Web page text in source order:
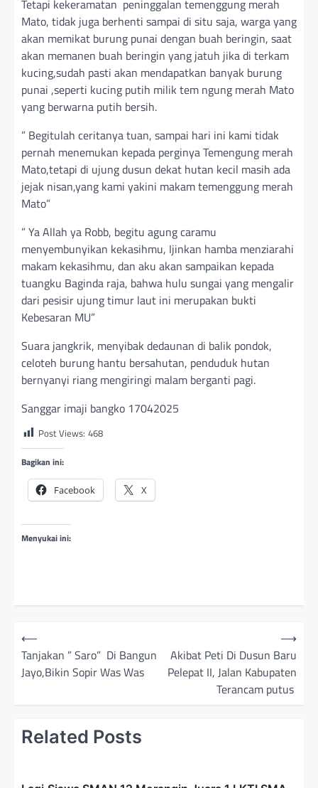
Tetapi kekeramatan peninggalan temenggung merah
Mato, tidak juga berhenti sampai di situ saja, warga yang
akan memikat burung punai dengan buah beringin, saat
akan memanen buah beringin yang jatuh jika di terkam
kucing,sudah pasti akan mendapatkan banyak burung
punai ,seperti kucing putih milik tem ngung merah Mato
yang berwarna putih bersih.
” Begitulah ceritanya tuan, sampai hari ini kami tidak
pernah menemukan kepada perginya Temengung merah
Mato,tetapi di ujung dusun dekat hutan kecil masih ada
jejak nisan,yang kami yakini makam temenggung merah
Mato”
” Ya Allah ya Robb, begitu agung caramu
menyembunyikan kekasihmu, Ijinkan hamba menziarahi
makam kekasihmu, dan aku akan sampaikan kepada
tuangku Baginda raja, bahwa hulu sungai yang mengalir
dari pesisir ujung timur laut ini merupakan bukti
Kebesaran MU”
Suara jangkrik, menyibak dedaunan di balik pondok,
celoteh burung hantu bersahutan, penduduk hutan
bernyanyi riang mengiringi malam berganti pagi.
Sanggar imaji bangko 17042025
Post Views: 468
Bagikan ini:
Facebook X
Menyukai ini:
N⟵
Tanjakan ” Saro” Di Bangun
Jayo,Bikin Sopir Was Was
Akibat Peti Di Dusun Baru
Pelepat II, Jalan Kabupaten
Terancam putus
⟶
Related Posts